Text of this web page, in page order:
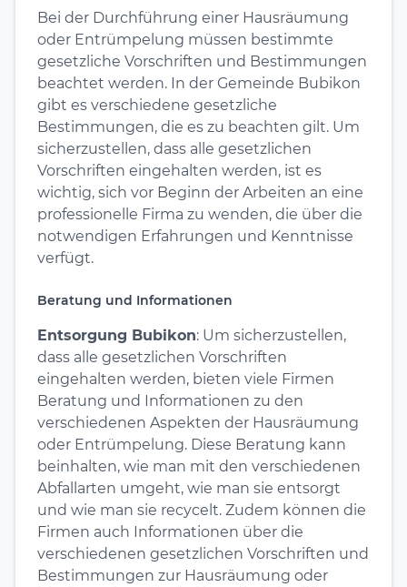
Bei der Durchführung einer Hausräumung
oder Entrümpelung müssen bestimmte
gesetzliche Vorschriften und Bestimmungen
beachtet werden. In der Gemeinde Bubikon
gibt es verschiedene gesetzliche
Bestimmungen, die es zu beachten gilt. Um
sicherzustellen, dass alle gesetzlichen
Vorschriften eingehalten werden, ist es
wichtig, sich vor Beginn der Arbeiten an eine
professionelle Firma zu wenden, die über die
notwendigen Erfahrungen und Kenntnisse
verfügt.
Beratung und Informationen
Entsorgung Bubikon: Um sicherzustellen,
dass alle gesetzlichen Vorschriften
eingehalten werden, bieten viele Firmen
Beratung und Informationen zu den
verschiedenen Aspekten der Hausräumung
oder Entrümpelung. Diese Beratung kann
beinhalten, wie man mit den verschiedenen
Abfallarten umgeht, wie man sie entsorgt
und wie man sie recycelt. Zudem können die
Firmen auch Informationen über die
verschiedenen gesetzlichen Vorschriften und
Bestimmungen zur Hausräumung oder